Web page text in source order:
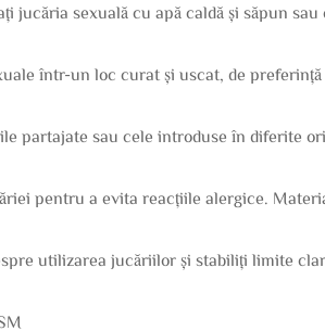
jucăria sexuală cu apă caldă și săpun
într-un loc curat și uscat, de
partajate sau cele introduse în diferite
pentru a evita reacțiile alergice.
utilizarea jucăriilor și stabiliți limite